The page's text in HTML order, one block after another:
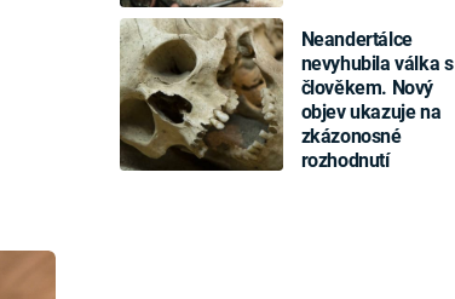
Neandertálce
nevyhubila válka s
člověkem. Nový
objev ukazuje na
zkázonosné
rozhodnutí